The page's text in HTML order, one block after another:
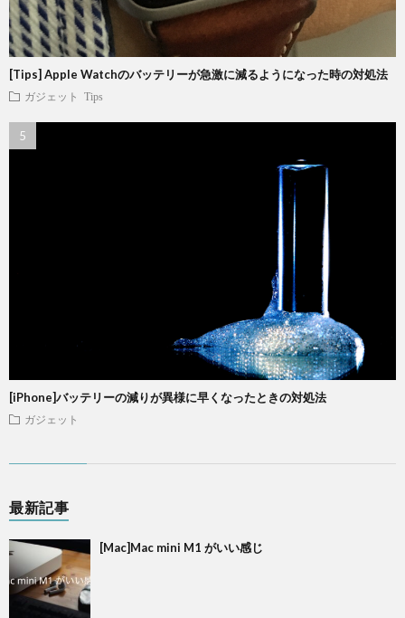
[Tips] Apple Watchのバッテリーが急激に減るようになった時の対処法
ガジェット Tips
[iPhone]バッテリーの減りが異様に早くなったときの対処法
ガジェット
最新記事
[Mac]Mac mini M1 がいい感じ